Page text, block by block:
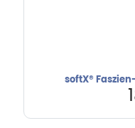
softX®